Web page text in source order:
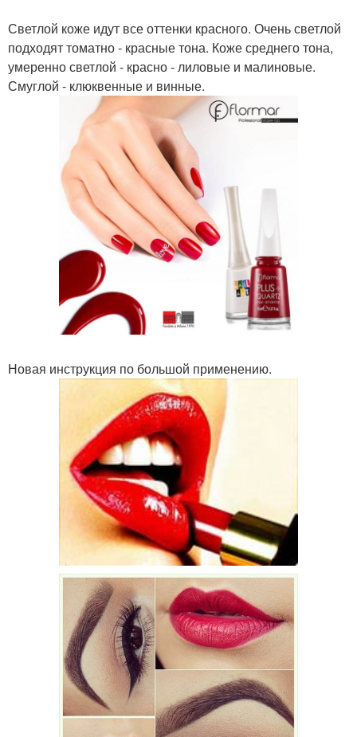
Светлой коже идут все оттенки красного. Очень светлой
подходят томатно - красные тона. Коже среднего тона,
умеренно светлой - красно - лиловые и малиновые.
Смуглой - клюквенные и винные.
Новая инструкция по большой применению.